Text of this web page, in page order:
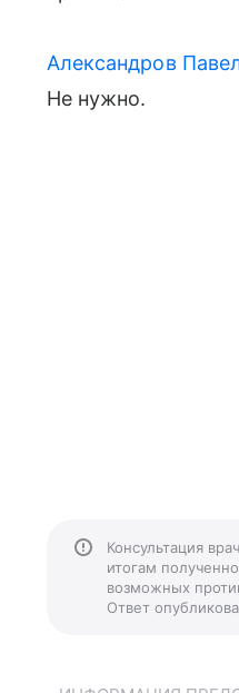
Александров
Не нужно.
Консультация
итогам
возможных
Ответ